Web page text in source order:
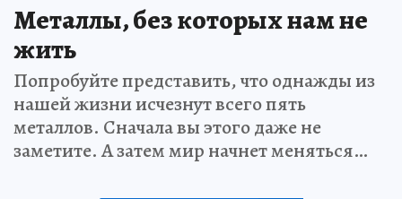
Металлы, без которых нам не
жить
Попробуйте представить, что однажды из
нашей жизни исчезнут всего пять
металлов. Сначала вы этого даже не
заметите. А затем мир начнет меняться…